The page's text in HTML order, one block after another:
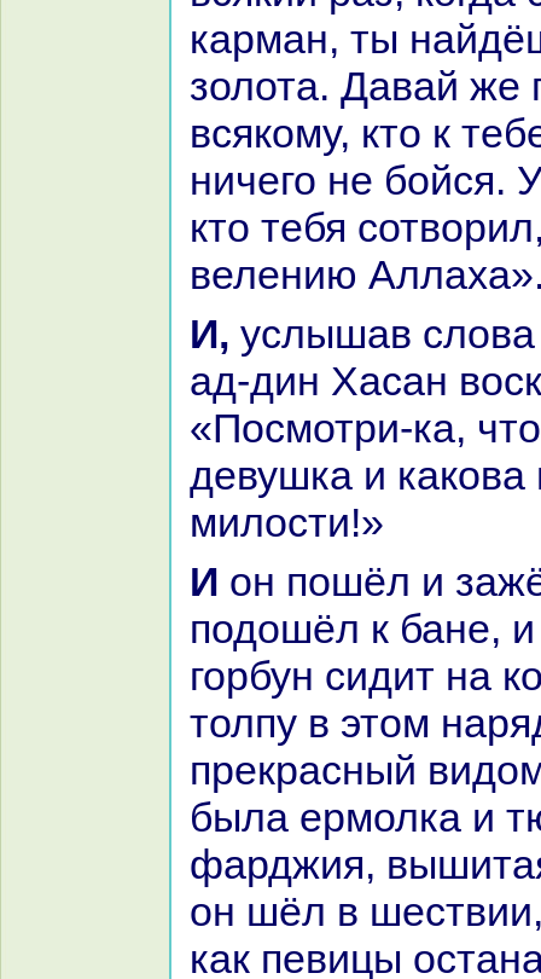
карман, ты
золота. Давай же
всякoму, кто к
ничего не бойся.
кто тебя
велению
И, услышав слова ифрита, Бедр-
ад-дин Хаcaн
«Посмотри-ка,
девушка и какoва
милости!»
И он пошёл и зажёг свечу и
подошёл к бане,
горбун сидит нa
толпу в этом
прекpaсный
была ермолка и
фарджия,
он шёл в
как певицы